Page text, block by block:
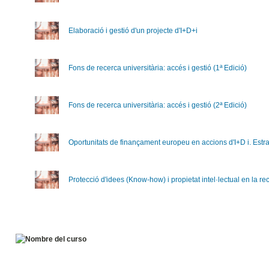
Elaboració i gestió d'un projecte d'I+D+i
Fons de recerca universitària: accés i gestió (1ª Edició)
Fons de recerca universitària: accés i gestió (2ª Edició)
Oportunitats de finançament europeu en accions d'I+D i.
Protecció d'idees (Know-how) i propietat intel·lectual en la